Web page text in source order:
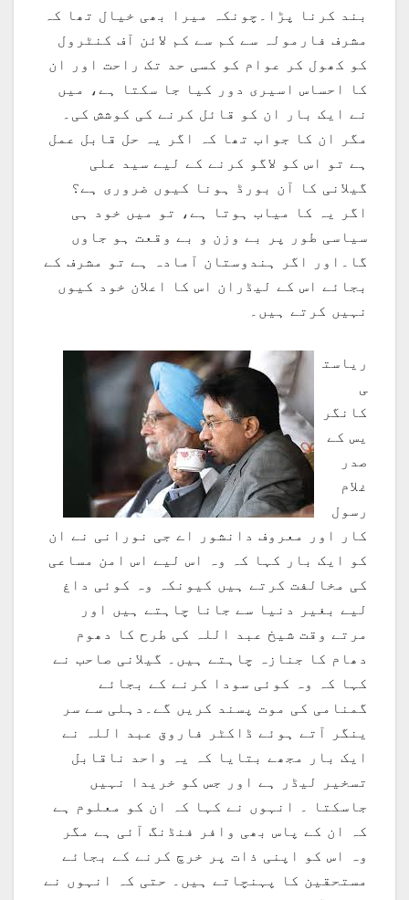
بند کرنا پڑا۔چونکہ میرا بھی خیال تھا کہ
مشرف فارمولہ سے کم سے کم لائن آف کنٹرول
کو کھول کر عوام کو کسی حد تک راحت اور ان
کا احساس اسیری دور کیا جا سکتا ہے، میں
نے ایک بار ان کو قائل کرنے کی کوشش کی۔
مگر ان کا جواب تھا کہ اگر یہ حل قابل عمل
ہے تو اس کو لاگو کرنے کے لیے سید علی
گیلانی کا آن بورڈ ہونا کیوں ضروری ہے؟
اگر یہ کا میاب ہوتا ہے، تو میں خود ہی
سیاسی طور پر بے وزن و بے وقعت ہو جاوں
گا۔اور اگر ہندوستان آمادہ ہے تو مشرف کے
بجائے اس کے لیڈران اس کا اعلان خود کیوں
نہیں کرتے ہیں۔
ریاست
ی
کانگر
یس کے
صدر
غلام
رسول
کار اور معروف دانشور اے جی نورانی نے ان
کو ایک بار کہا کہ وہ اس لیے اس امن مساعی
کی مخالفت کرتے ہیں کیونکہ وہ کوئی داغ
لیے بغیر دنیا سے جانا چاہتے ہیں اور
مرتے وقت شیخ عبد اللہ کی طرح کا دھوم
دھام کا جنازہ چاہتے ہیں۔ گیلانی صاحب نے
کہا کہ وہ کوئی سودا کرنے کے بجائے
گمنامی کی موت پسند کریں گے۔دہلی سے سر
ینگر آتے ہوئے ڈاکٹر فاروق عبد اللہ نے
ایک بار مجھے بتایا کہ یہ واحد ناقابل
تسخیر لیڈر ہے اور جس کو خریدا نہیں
جاسکتا ۔ انہوں نے کہا کہ ان کو معلوم ہے
کہ ان کے پاس بھی وافر فنڈنگ آئی ہے مگر
وہ اس کو اپنی ذات پر خرچ کرنے کے بجائے
مستحقین کا پہنچاتے ہیں۔ حتی کہ انہوں نے